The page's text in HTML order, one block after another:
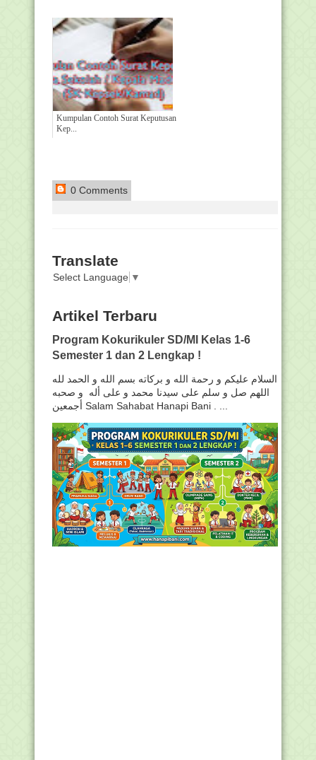
Kumpulan Contoh Surat Keputusan
Kep...
0 Comments
Translate
Select Language ▼
Artikel Terbaru
Program Kokurikuler SD/MI Kelas 1-6
Semester 1 dan 2 Lengkap !
السلام عليكم و رحمة الله و بركاته بسم الله و الحمد لله
اللهم صل و سلم على سيدنا محمد و على أله و صحبه
أجمعين Salam Sahabat Hanapi Bani . ...